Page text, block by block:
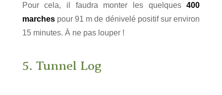
Pour cela, il faudra monter les quelques400
marchespour 91 m de dénivelé positif sur environ
15 minutes. À ne pas louper !
5. Tunnel Log